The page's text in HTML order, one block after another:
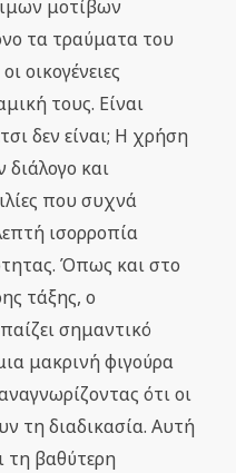
μοτίβων
τα τραύματα του
οικογένειες
τους. Είναι
δεν είναι; Η χρήση
και
που συχνά
ισορροπία
Όπως και στο
τάξης, ο
σημαντικό
μακρινή φιγούρα
ότι οι
τη διαδικασία. Αυτή
τη βαθύτερη